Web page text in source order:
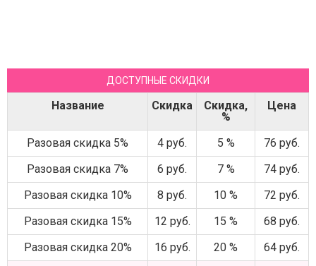
ДОСТУПНЫЕ СКИДКИ
Название Скидка
Скидка,
%
Цена
Разовая скидка 5% 4 руб. 5 %
76 руб.
Разовая скидка 7%
6 руб. 7 %
74 руб.
Разовая скидка 10%
8 руб. 10 %
72 руб.
Разовая скидка 15%
12 руб. 15 %
68 руб.
Разовая скидка 20%
16 руб. 20 %
64 руб.